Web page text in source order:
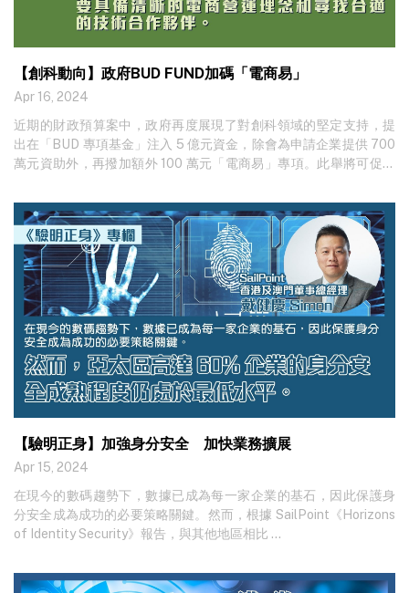
【創科動向】政府BUD FUND加碼「電商易」
Apr 16, 2024
近期的財政預算案中，政府再度展現了對創科領域的堅定支持，提
出在「BUD 專項基金」注入 5 億元資金，除會為申請企業提供 700
萬元資助外，再撥加額外 100 萬元「電商易」專項。此舉將可促進
【驗明正身】加強身分安全 加快業務擴展
Apr 15, 2024
在現今的數碼趨勢下，數據已成為每一家企業的基石，因此保護身
分安全成為成功的必要策略關鍵。然而，根據 SailPoint《Horizons
of Identity Security》報告，與其他地區相比